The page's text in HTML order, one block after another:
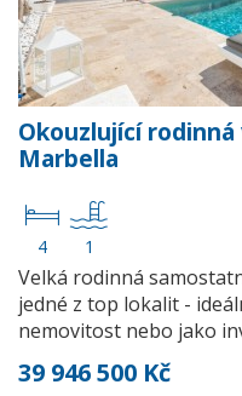
Okouzlující
Marbella
4 1
Velká rodinná
jedné z top lokalit -
nemovitost nebo jako
39 946 500 Kč